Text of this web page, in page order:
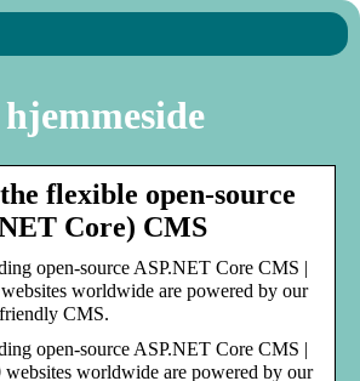
flexible open-source
Core) CMS
open-source ASP.NET Core CMS |
worldwide are powered by our
CMS.
open-source ASP.NET Core CMS |
worldwide are powered by our